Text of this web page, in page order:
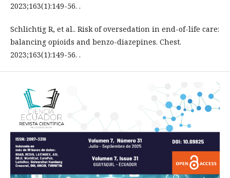
2023;163(1):149-56. .
Schlichtig R, et al.. Risk of oversedation in end-of-life care:
balancing opioids and benzo-diazepines. Chest.
2023;163(1):149-56. .